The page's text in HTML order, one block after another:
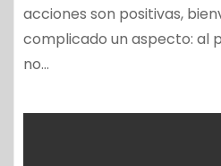
acciones son positivas,
complicado un aspecto: al
no…